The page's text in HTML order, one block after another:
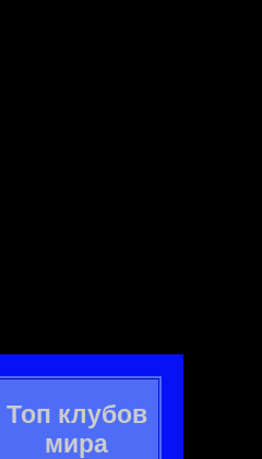
Топ клубов
мира